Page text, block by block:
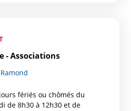
- Associations
fériés ou chômés du
de 8h30 à 12h30 et de